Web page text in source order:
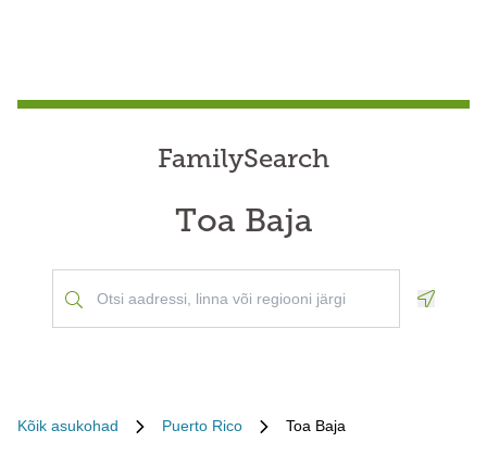
FamilySearch
Toa Baja
Kõik asukohad Puerto Rico Toa Baja